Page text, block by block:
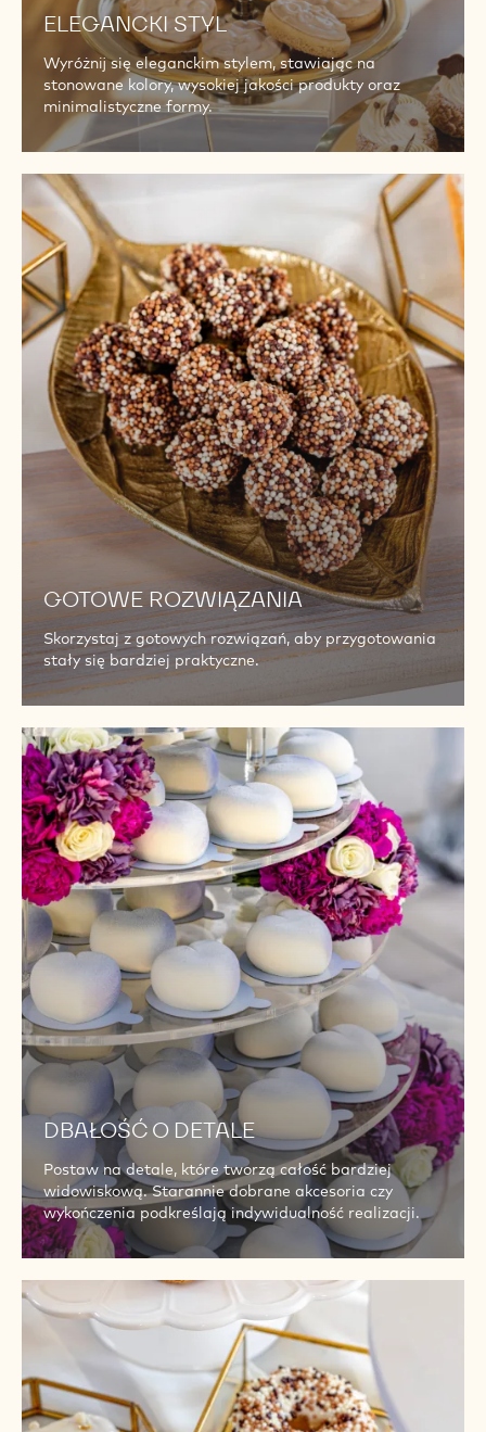
ELEGANCKI STYL
Wyróżnij się eleganckim stylem, stawiając na
stonowane kolory, wysokiej jakości produkty oraz
minimalistyczne formy.
GOTOWE ROZWIĄZANIA
Skorzystaj z gotowych rozwiązań, aby przygotowania
stały się bardziej praktyczne.
DBAŁOŚĆ O DETALE
Postaw na detale, które tworzą całość bardziej
widowiskową. Starannie dobrane akcesoria czy
wykończenia podkreślają indywidualność realizacji.